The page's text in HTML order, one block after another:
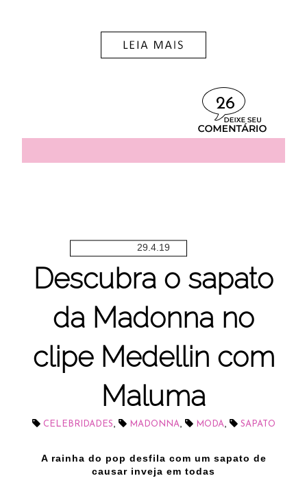
26
29.4.19
Descubra o sapato
da Madonna no
clipe Medellin com
Maluma
CELEBRIDADES, MADONNA, MODA, SAPATO
A rainha do pop desfila com um sapato de
causar inveja em todas